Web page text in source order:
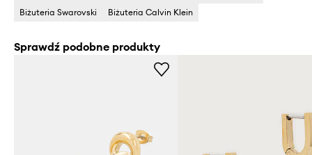
Biżuteria Swarovski
Biżuteria Calvin Klein
Sprawdź podobne produkty